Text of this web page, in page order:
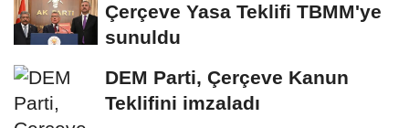
Çerçeve Yasa Teklifi TBMM'ye
sunuldu
DEM Parti, Çerçeve Kanun
Teklifini imzaladı